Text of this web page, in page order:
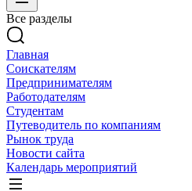
Все разделы
Главная
Соискателям
Предпринимателям
Работодателям
Студентам
Путеводитель по компаниям
Рынок труда
Новости сайта
Календарь мероприятий